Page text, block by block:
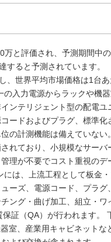
と評価され、予測期間中
すると予測されています。
、世界平均市場価格は1台
入力電源からラックや機
ンテリジェント型の配電ユ
ードおよびプラグ、標準化
の計測機能は備えていない
れており、小規模なサーバ
理が不要でコスト重視のデ
は、上流工程として板金・
ーズ、電源コード、プラグ
ング・曲げ加工、組立・ワ
証（QA）が行われます。
室、産業用キャビネットな